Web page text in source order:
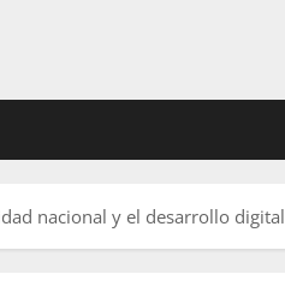
nacional y el desarrollo digital